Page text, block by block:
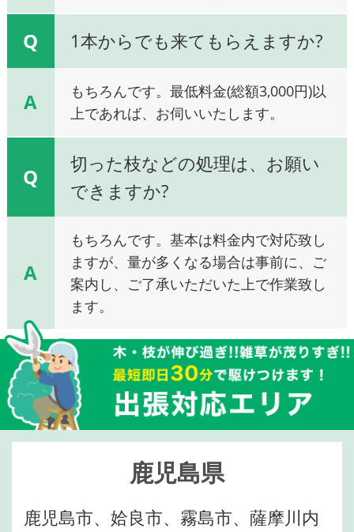
Q 1本からでも来てもらえますか?
A
もちろんです。最低料金(総額3,000円)以
上であれば、お伺いいたします。
Q
切った枝などの処理は、お願い
できますか?
A
もちろんです。基本は料金内で対応致し
ますが、量が多くなる場合は事前に、ご
案内し、ご了承いただいた上で作業致し
ます。
鹿児島県
鹿児島市、姶良市、霧島市、薩摩川内